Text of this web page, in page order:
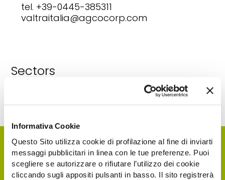
Informativa Cookie
Questo Sito utilizza cookie di profilazione al fine di inviarti
messaggi pubblicitari in linea con le tue preferenze. Puoi
scegliere se autorizzare o rifiutare l’utilizzo dei cookie
cliccando sugli appositi pulsanti in basso. Il sito registrerà
tel. +39-0445-385311
valtraitalia@agcocorp.com
Sectors
Tractors with rear